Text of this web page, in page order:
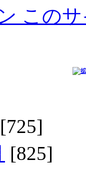
この
[725]
[825]